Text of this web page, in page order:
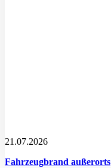
21.07.2026
Fahrzeugbrand außerorts